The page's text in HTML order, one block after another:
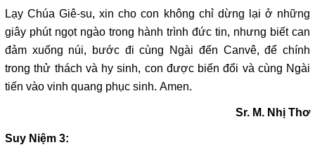
Lạy Chúa Giê-su, xin cho con không chỉ dừng lại ở những
giây phút ngọt ngào trong hành trình đức tin, nhưng biết can
đảm xuống núi, bước đi cùng Ngài đến Canvê, để chính
trong thử thách và hy sinh, con được biến đổi và cùng Ngài
tiến vào vinh quang phục sinh. Amen.
Sr. M. Nhị Thơ
Suy Niệm 3: